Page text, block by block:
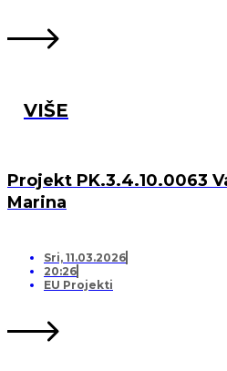
VIŠE
Projekt PK.3.4.10.0063
Marina
Sri, 11.03.2026
20:26
EU Projekti